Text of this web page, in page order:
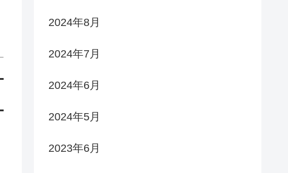
2024年8月
2024年7月
2024年6月
2024年5月
2023年6月